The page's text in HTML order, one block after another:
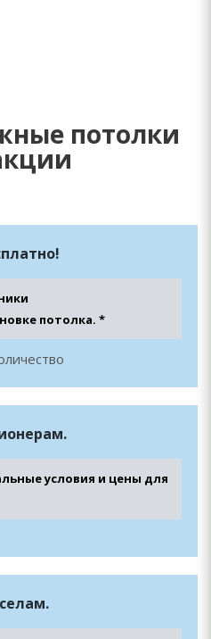
потолки
потолка. *
условия и цены для